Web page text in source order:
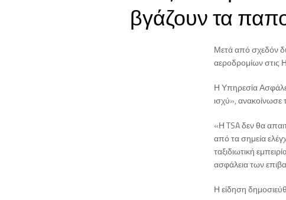
βγάζουν τα
Μετά από σχεδόν
αεροδρομίων στις
Η Υπηρεσία
ισχύ», ανακοίνωσε
«Η TSA δεν θα
από τα σημεία
ταξιδιωτική
ασφάλεια των
Η είδηση